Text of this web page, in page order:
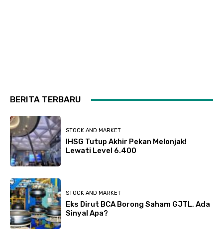
BERITA TERBARU
STOCK AND MARKET
IHSG Tutup Akhir Pekan Melonjak!
Lewati Level 6.400
STOCK AND MARKET
Eks Dirut BCA Borong Saham GJTL, Ada
Sinyal Apa?